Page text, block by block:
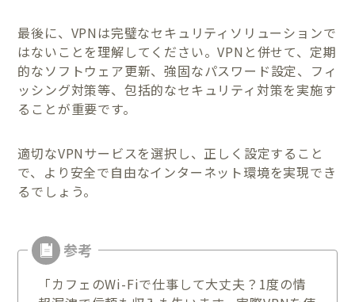
最後に、VPNは完璧なセキュリティソリューションで
はないことを理解してください。VPNと併せて、定期
的なソフトウェア更新、強固なパスワード設定、フィ
ッシング対策等、包括的なセキュリティ対策を実施す
ることが重要です。
適切なVPNサービスを選択し、正しく設定すること
で、より安全で自由なインターネット環境を実現でき
るでしょう。
「カフェのWi-Fiで仕事して大丈夫？1度の情